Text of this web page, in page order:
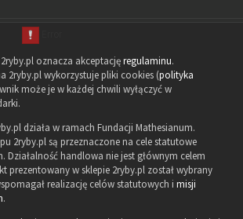
oznacza akceptacjęregulaminu.
2ryby.pl wykorzystuje pliki cookies (polityka
może je w każdej chwili wyłączyć w
działa w ramach Fundacji Mathesianum.
2ryby.pl są przeznaczone na cele statutowe
Działalność handlowa nie jest głównym celem
prezentowany w sklepie 2ryby.pl został wybrany
realizację celów statutowych i misji
.